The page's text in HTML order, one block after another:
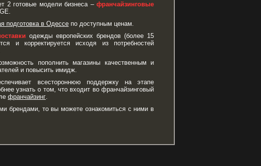
2 готовые модели бизнеса – франчайзинговые
подготовка в Одессе по доступным ценам.
одежды европейских брендов (более 15
и корректируется исходя из потребностей
пополнить магазины качественным и
и повысить имидж.
всестороннюю поддержку на этапе
узнать о том, что входит во франчайзинговый
франчайзинг.
брендами, то вы можете ознакомиться с ними в